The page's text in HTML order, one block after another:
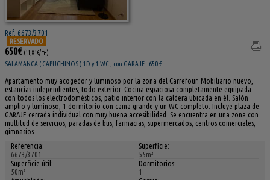
Ref. 6673/3701
RESERVADO
650€ (11,81€/m²)
SALAMANCA ( CAPUCHINOS ) 1D y 1 WC , con GARAJE . 650 €
Apartamento muy acogedor y luminoso por la zona del Carrefour. Mobiliario nuevo,
estancias independientes, todo exterior. Cocina espaciosa completamente equipada
con todos los electrodomésticos, patio interior con la caldera ubicada en él. Salón
amplio y luminoso, 1 dormitorio con cama grande y un WC completo. Incluye plaza de
GARAJE cerrada individual con muy buena accesibilidad. Se encuentra en una zona con
multitud de servicios, paradas de bus, farmacias, supermercados, centros comerciales,
gimnasios...
Referencia:
6673/3701
Superficie:
55m²
Superficie útil:
50m²
Dormitorios:
1